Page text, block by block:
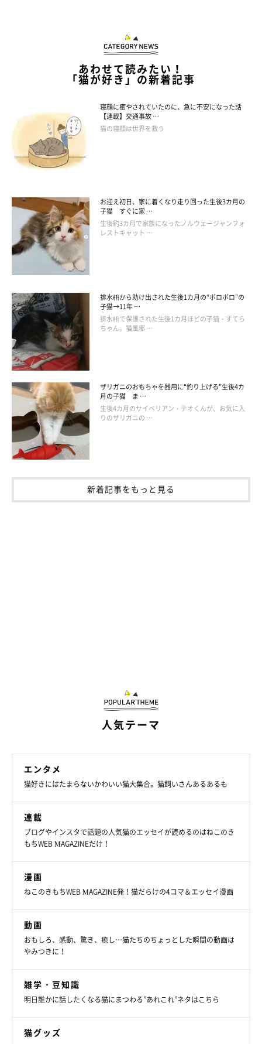
「一体何が起こってるんだニャ？」
@yuuko.0625
このびっくり顔。なんとなく鬼ごっこの展開が気になって、この
あと2匹について行くのでした（笑）
とんだドタバタ展開ですが、とっても楽しそうな3匹の猫たちで
すね！
★Instagram、Twitterで「#ねこのきもち」「#ねこのきもち部」
でご投稿いただいた素敵な写真・動画を紹介しています。
文／二宮ねこむ
あわせて読みたい！
「猫が好き」の新着記事
寝顔に癒やされていたのに、急に不安になった話
【連載】交通事故 …
猫の寝顔は世界を救う
お迎え初日、家に着くなり走り回った生後3カ月の
子猫 すぐに家 …
生後約3カ月で家族になったノルウェージャンフォ
レストキャット …
排水枡から助け出された生後1カ月の“ボロボロ”の
子猫→11年 …
排水枡で保護された生後1カ月ほどの子猫・すてら
ちゃん。猫風邪 …
ザリガニのおもちゃを器用に“釣り上げる”生後4カ
月の子猫 ま …
生後4カ月のサイベリアン・テオくんが、お気に入
りのザリガニの …
新着記事をもっと見る
人気テーマ
エンタメ
猫好きにはたまらないかわいい猫大集合。猫飼いさんあるあるも
連載
ブログやインスタで話題の人気猫のエッセイが読めるのはねこのき
もちWEB MAGAZINEだけ！
漫画
ねこのきもちWEB MAGAZINE発！猫だらけの4コマ＆エッセイ漫画
動画
おもしろ、感動、驚き、癒し…猫たちのちょっとした瞬間の動画は
やみつきに！
雑学・豆知識
明日誰かに話したくなる猫にまつわる”あれこれ”ネタはこちら
猫グッズ